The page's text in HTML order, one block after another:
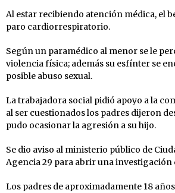
Al estar recibiendo atención médica, el
paro cardiorrespiratorio.
Según un paramédico al menor se le
violencia física; además su esfínter se
posible abuso sexual.
La trabajadora social pidió apoyo a la
al ser cuestionados los padres dijeron
pudo ocasionar la agresión a su hijo.
Se dio aviso al ministerio público de
Agencia 29 para abrir una investigación
Los padres de aproximadamente 18